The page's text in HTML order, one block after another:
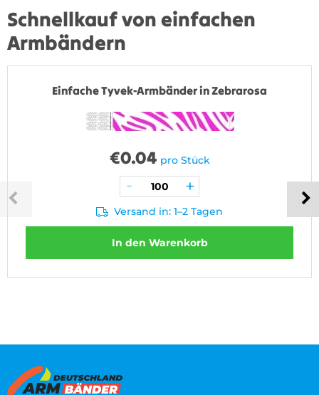
Schnellkauf von einfachen
Armbändern
Einfache Tyvek-Armbänder in Zebrarosa
€0.04 pro Stück
Versand in: 1–2 Tagen
In den Warenkorb